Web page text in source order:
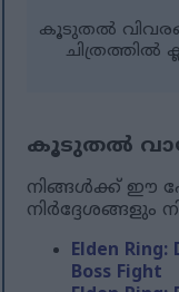
കൂടുതൽ
ചിത്രത്തിൽ
കൂടുതൽ
നിങ്ങൾക്ക് ഈ
നിർദ്ദേശങ്ങളും
Elden
Boss Fight